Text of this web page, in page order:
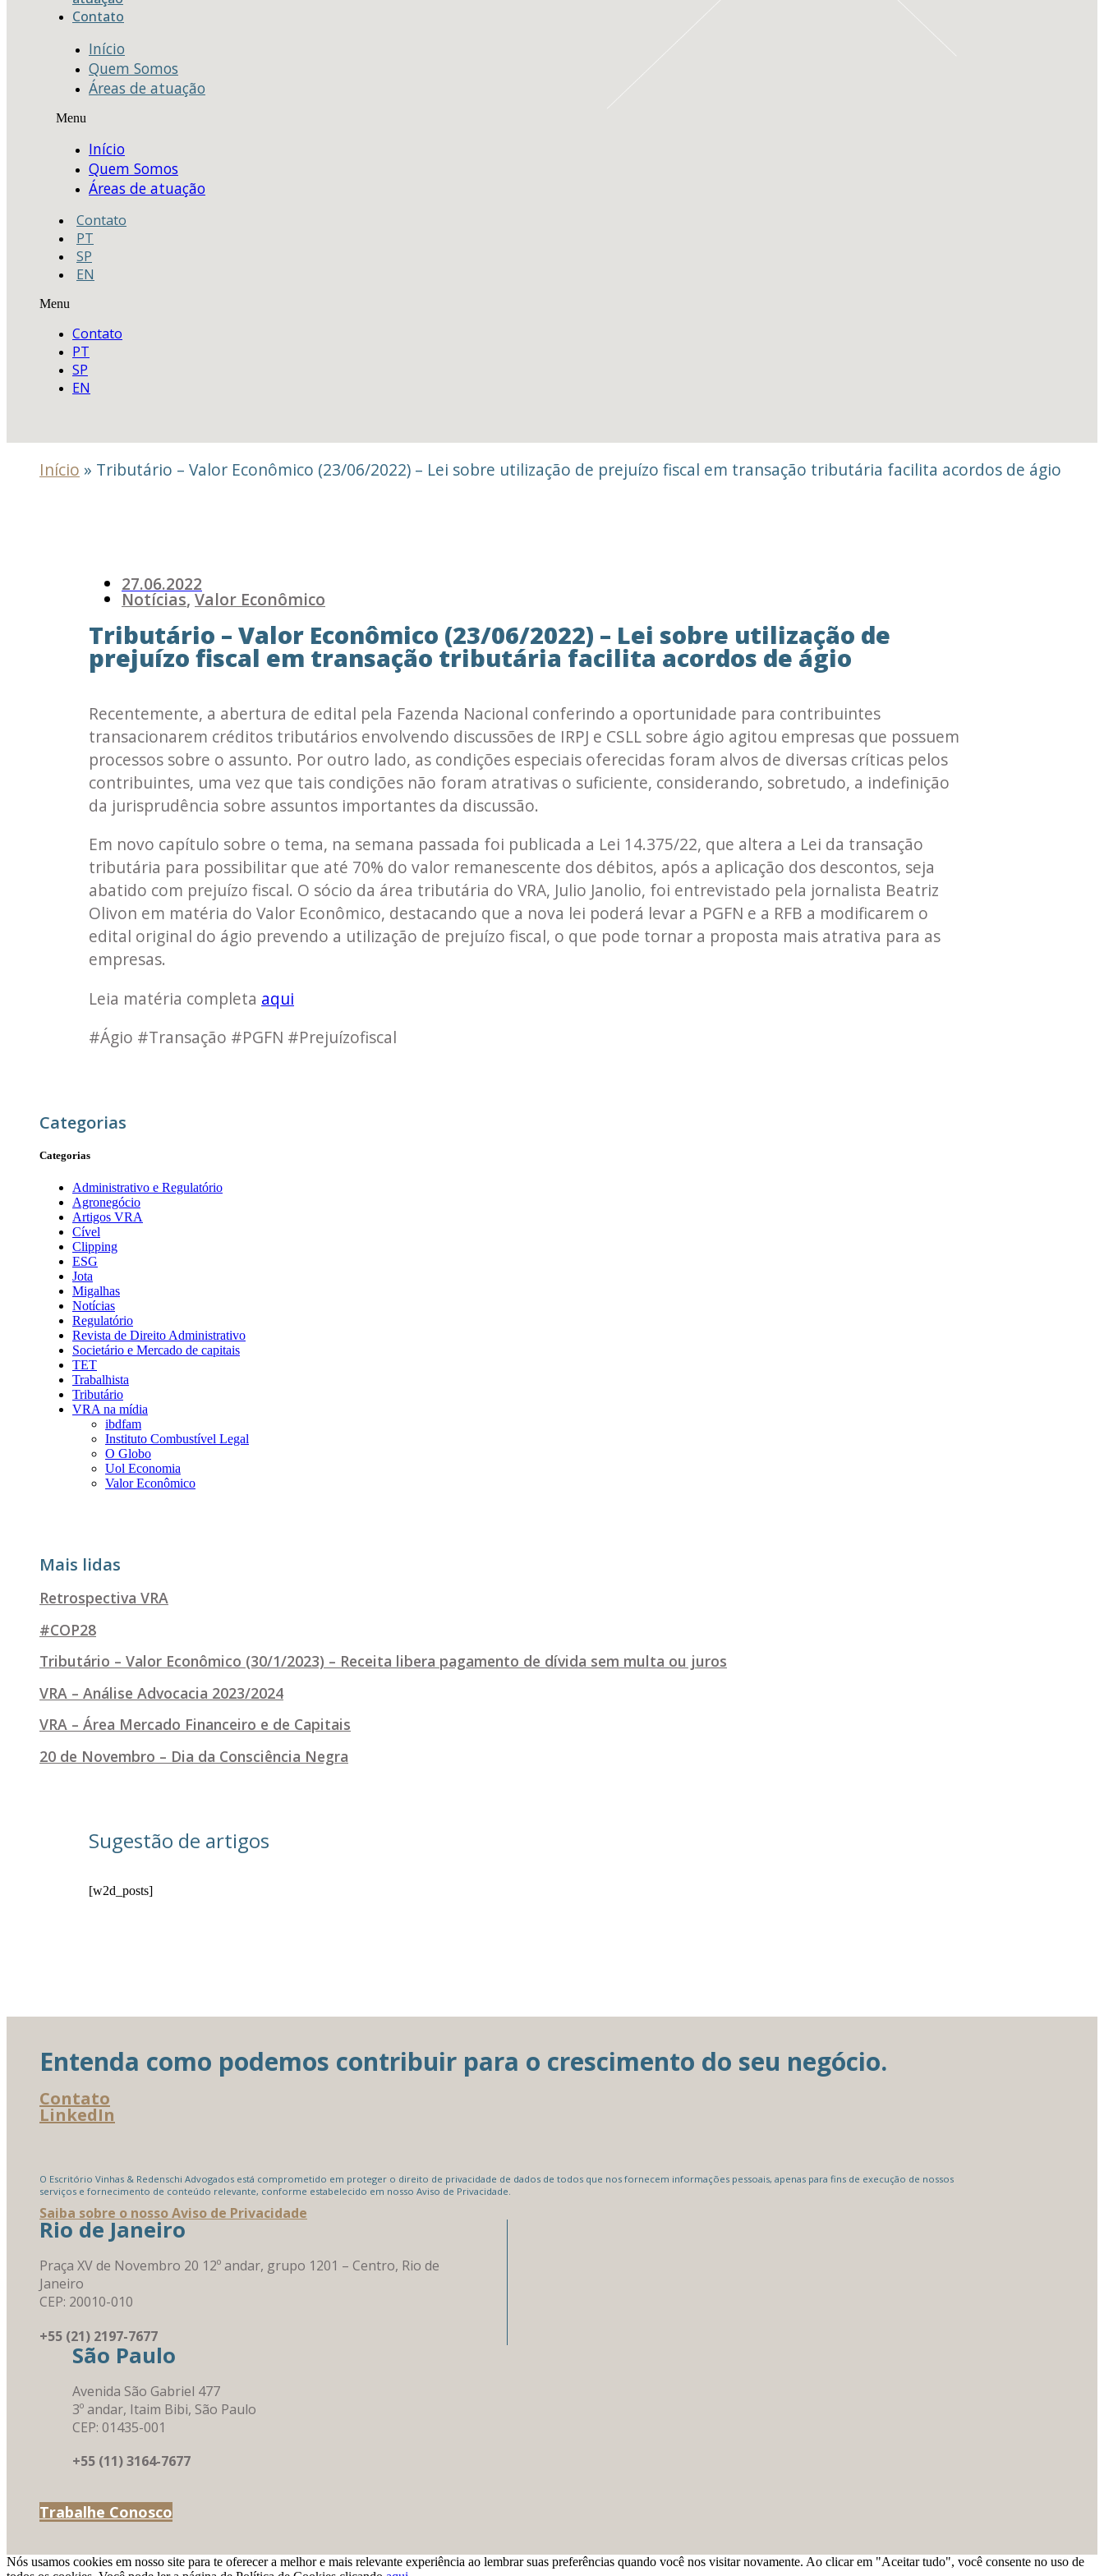
Contato
Início
Quem Somos
Áreas de atuação
Menu
Início
Quem Somos
Áreas de atuação
Contato
PT
SP
EN
Menu
Contato
PT
SP
EN
Início » Tributário – Valor Econômico (23/06/2022) – Lei sobre utilização de prejuízo fiscal em transação tributária facilita acordos de ágio
27.06.2022
Notícias, Valor Econômico
Tributário – Valor Econômico (23/06/2022) – Lei sobre utilização de
prejuízo fiscal em transação tributária facilita acordos de ágio
Recentemente, a abertura de edital pela Fazenda Nacional conferindo a oportunidade para contribuintes
transacionarem créditos tributários envolvendo discussões de IRPJ e CSLL sobre ágio agitou empresas que possuem
processos sobre o assunto. Por outro lado, as condições especiais oferecidas foram alvos de diversas críticas pelos
contribuintes, uma vez que tais condições não foram atrativas o suficiente, considerando, sobretudo, a indefinição
da jurisprudência sobre assuntos importantes da discussão.
Em novo capítulo sobre o tema, na semana passada foi publicada a Lei 14.375/22, que altera a Lei da transação
tributária para possibilitar que até 70% do valor remanescente dos débitos, após a aplicação dos descontos, seja
abatido com prejuízo fiscal. O sócio da área tributária do VRA, Julio Janolio, foi entrevistado pela jornalista Beatriz
Olivon em matéria do Valor Econômico, destacando que a nova lei poderá levar a PGFN e a RFB a modificarem o
edital original do ágio prevendo a utilização de prejuízo fiscal, o que pode tornar a proposta mais atrativa para as
empresas.
Leia matéria completa aqui
#Ágio #Transação #PGFN #Prejuízofiscal
Categorias
Categorias
Administrativo e Regulatório
Agronegócio
Artigos VRA
Cível
Clipping
ESG
Jota
Migalhas
Notícias
Regulatório
Revista de Direito Administrativo
Societário e Mercado de capitais
TET
Trabalhista
Tributário
VRA na mídia
ibdfam
Instituto Combustível Legal
O Globo
Uol Economia
Valor Econômico
Mais lidas
Retrospectiva VRA
#COP28
Tributário – Valor Econômico (30/1/2023) – Receita libera pagamento de dívida sem multa ou juros
VRA – Análise Advocacia 2023/2024
VRA – Área Mercado Financeiro e de Capitais
20 de Novembro – Dia da Consciência Negra
Sugestão de artigos
[w2d_posts]
Entenda como podemos contribuir para o crescimento do seu negócio.
Contato
LinkedIn
O Escritório Vinhas & Redenschi Advogados está comprometido em proteger o direito de privacidade de dados de todos que nos fornecem informações pessoais, apenas para fins de execução de nossos
serviços e fornecimento de conteúdo relevante, conforme estabelecido em nosso Aviso de Privacidade.
Saiba sobre o nosso Aviso de Privacidade
Rio de Janeiro
Praça XV de Novembro 20 12º andar, grupo 1201 – Centro, Rio de
Janeiro
CEP: 20010-010
+55 (21) 2197-7677
São Paulo
Avenida São Gabriel 477
3º andar, Itaim Bibi, São Paulo
CEP: 01435-001
+55 (11) 3164-7677
Trabalhe Conosco
Nós usamos cookies em nosso site para te oferecer a melhor e mais relevante experiência ao lembrar suas preferências quando você nos visitar novamente. Ao clicar em "Aceitar tudo", você consente no uso de